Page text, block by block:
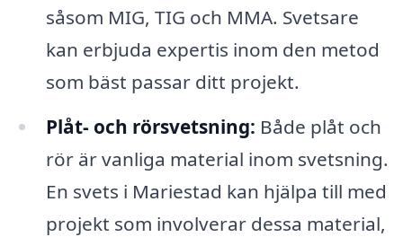
såsom MIG, TIG och MMA. Svetsare
kan erbjuda expertis inom den metod
som bäst passar ditt projekt.
Plåt- och rörsvetsning: Både plåt och
rör är vanliga material inom svetsning.
En svets i Mariestad kan hjälpa till med
projekt som involverar dessa material,